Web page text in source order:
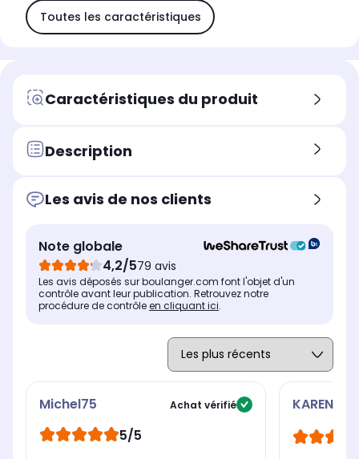
Toutes les caractéristiques
Caractéristiques du produit
Description
Les avis de nos clients
Note globale
4,2/579 avis
Les avis déposés sur boulanger.com font l'objet d'un
contrôle avant leur publication. Retrouvez notre
procédure de contrôleen cliquant ici.
Michel75 Achat vérifié
5/5
KAREN